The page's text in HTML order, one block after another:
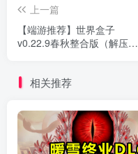
上一篇
【端游推荐】世界盒子
v0.22.9春秋整合版（解压即
相关推荐